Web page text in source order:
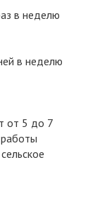
в неделю
в неделю
от 5 до 7
сельское